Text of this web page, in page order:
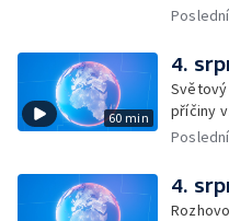
— Třem
pitná
— Horko
60 min
4.
příčiny
4.